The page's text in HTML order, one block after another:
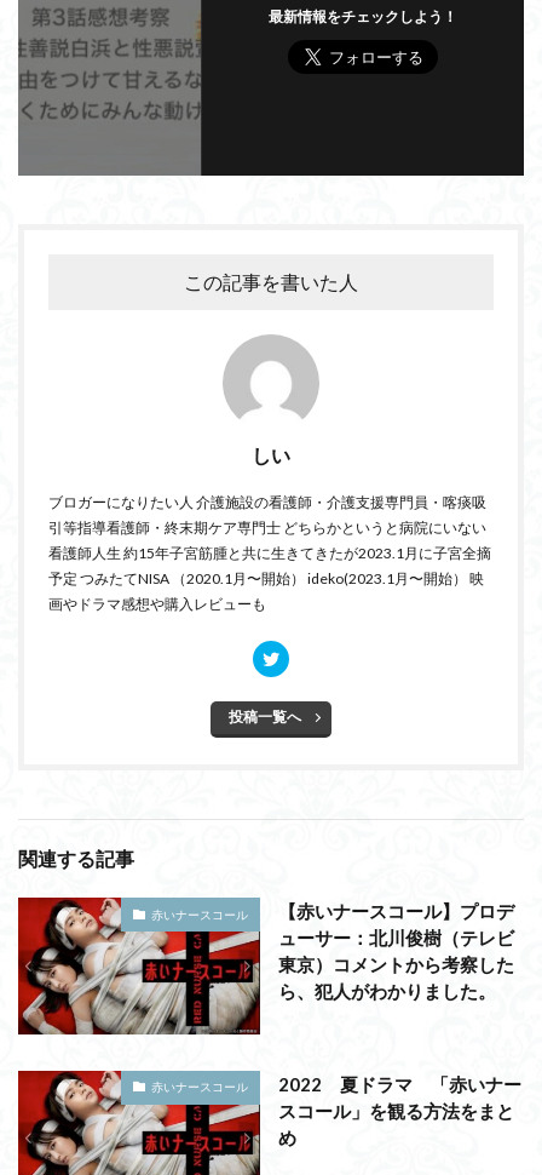
最新情報をチェックしよう！
この記事を書いた人
しい
ブロガーになりたい人 介護施設の看護師・介護支援専門員・喀痰吸
引等指導看護師・終末期ケア専門士 どちらかというと病院にいない
看護師人生 約15年子宮筋腫と共に生きてきたが2023.1月に子宮全摘
予定 つみたてNISA （2020.1月〜開始） ideko(2023.1月〜開始） 映
画やドラマ感想や購入レビューも
投稿一覧へ
関連する記事
赤いナースコール
【赤いナースコール】プロデ
ューサー：北川俊樹（テレビ
東京）コメントから考察した
ら、犯人がわかりました。
赤いナースコール
2022 夏ドラマ 「赤いナー
スコール」を観る方法をまと
め